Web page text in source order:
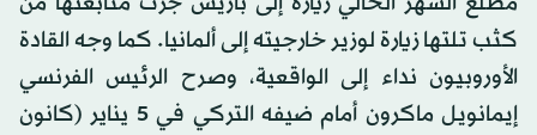
كثب تلتها زيارة لوزير خارجيته إلى ألمانيا. كما وجه القادة
الأوروبيون نداء إلى الواقعية، وصرح الرئيس الفرنسي
إيمانويل ماكرون أمام ضيفه التركي في 5 يناير (كانون